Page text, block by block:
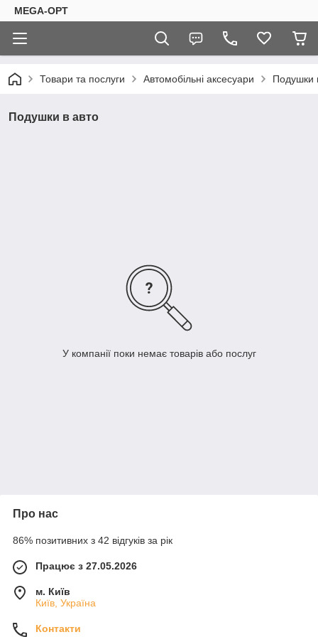
MEGA-OPT
Товари та послуги Автомобільні аксесуари Подушки
Подушки в авто
У компанії поки немає товарів або послуг
Про нас
86% позитивних з 42 відгуків за рік
Працює з 27.05.2026
м. Київ
Київ, Україна
Контакти